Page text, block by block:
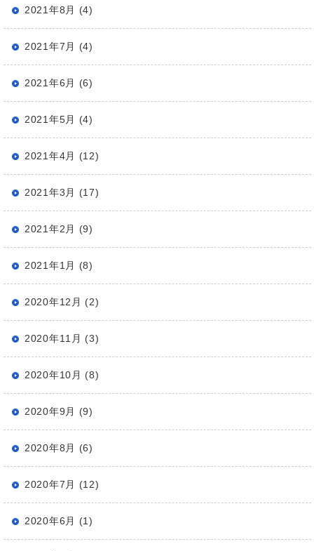
2021年8月 (4)
2021年7月 (4)
2021年6月 (6)
2021年5月 (4)
2021年4月 (12)
2021年3月 (17)
2021年2月 (9)
2021年1月 (8)
2020年12月 (2)
2020年11月 (3)
2020年10月 (8)
2020年9月 (9)
2020年8月 (6)
2020年7月 (12)
2020年6月 (1)